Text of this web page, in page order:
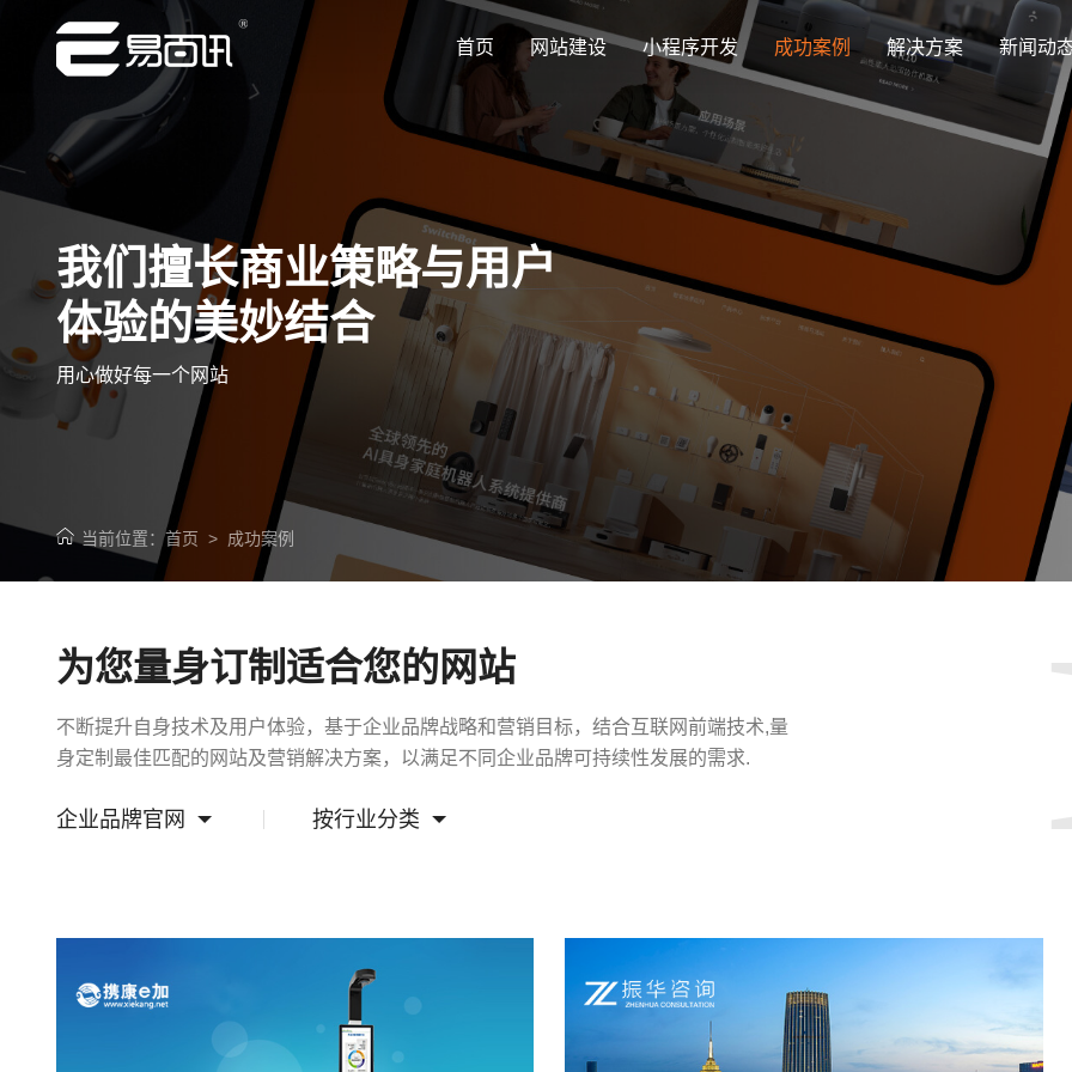
首页 网站建设
专注网站建设行业优质供应商
创意品牌型网站建设
企业品牌高端网站设计
响应式网站建设
适应各个终端设备网站
购物商城系统开发
零售在线电子商务网站
小程序开发 成功案例
专注网站建设行业优质供应商 集团上市网站 购
实现
外贸出口网站
外贸进出口网站开发 创意
解决方案
专注网站建设行业优质供应商
解决方案
定制化视觉设计与互动策划方案
芯片半导体网站建设解决方
案
新能源行业
案
购物商城网站建设解决方案 品牌形象
门户网站建设解决方案 营销型网站
新闻动
专注网站建设行业优质供应商 最新签约 公
行业新闻
Industry information
专注网站建设行业优质供应商 公司介绍
致力于互联网品牌建设
汇
多种
发展历程
一路走来感谢您的陪伴
我们擅长商业策略与用户
体验的美妙结合
用心做好每一个网站
当前位置：首页 > 成功案例
为您量身订制适合您的网站
不断提升自身技术及用户体验，基于企业品牌战略和营销目标，结合互联网前端技术,量
身定制最佳匹配的网站及营销解决方案，以满足不同企业品牌可持续性发展的需求.
企业品牌官网 按行业分类